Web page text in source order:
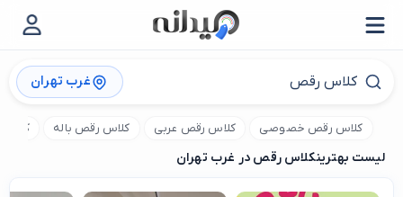
غرب تهران
کلاس رقص خصوصی کلاس رقص عربی کلاس رقص باله کلاس
لیست بهترینکلاس رقص در غرب تهران